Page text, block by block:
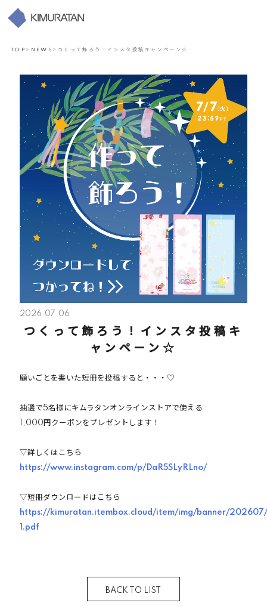
TOP > NEWS > つくって飾ろう！インスタ投稿キャンペーン☆
2026.07.06
つくって飾ろう！インスタ投稿キ
ャンペーン☆
願いごとを書いた短冊を投稿すると・・・♡
抽選で5名様にキムラタンオンラインストアで使える
1,000円クーポンをプレゼントします！
▽詳しくはこちら
https://www.instagram.com/p/DaR5SLyRLno/
▽短冊ダウンロードはこちら
https://kimuratan.itembox.cloud/item/img/banner/
1.pdf
BACK TO LIST